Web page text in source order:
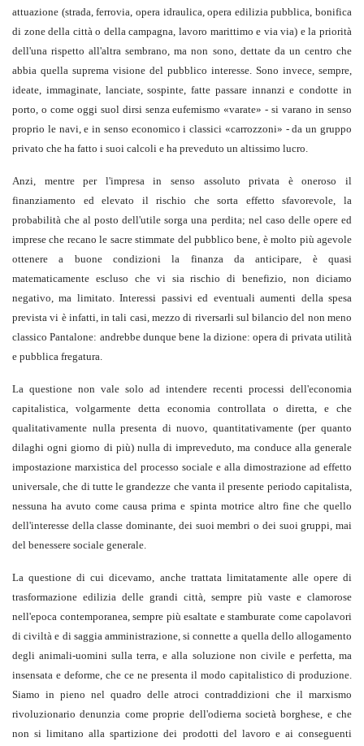
attuazione (strada, ferrovia, opera idraulica, opera edilizia pubblica, bonifica
di zone della città o della campagna, lavoro marittimo e via via) e la priorità
dell'una rispetto all'altra sembrano, ma non sono, dettate da un centro che
abbia quella suprema visione del pubblico interesse. Sono invece, sempre,
ideate, immaginate, lanciate, sospinte, fatte passare innanzi e condotte in
porto, o come oggi suol dirsi senza eufemismo «varate» - si varano in senso
proprio le navi, e in senso economico i classici «carrozzoni» - da un gruppo
privato che ha fatto i suoi calcoli e ha preveduto un altissimo lucro.
Anzi, mentre per l'impresa in senso assoluto privata è oneroso il
finanziamento ed elevato il rischio che sorta effetto sfavorevole, la
probabilità che al posto dell'utile sorga una perdita; nel caso delle opere ed
imprese che recano le sacre stimmate del pubblico bene, è molto più agevole
ottenere a buone condizioni la finanza da anticipare, è quasi
matematicamente escluso che vi sia rischio di benefizio, non diciamo
negativo, ma limitato. Interessi passivi ed eventuali aumenti della spesa
prevista vi è infatti, in tali casi, mezzo di riversarli sul bilancio del non meno
classico Pantalone: andrebbe dunque bene la dizione: opera di privata utilità
e pubblica fregatura.
La questione non vale solo ad intendere recenti processi dell'economia
capitalistica, volgarmente detta economia controllata o diretta, e che
qualitativamente nulla presenta di nuovo, quantitativamente (per quanto
dilaghi ogni giorno di più) nulla di impreveduto, ma conduce alla generale
impostazione marxistica del processo sociale e alla dimostrazione ad effetto
universale, che di tutte le grandezze che vanta il presente periodo capitalista,
nessuna ha avuto come causa prima e spinta motrice altro fine che quello
dell'interesse della classe dominante, dei suoi membri o dei suoi gruppi, mai
del benessere sociale generale.
La questione di cui dicevamo, anche trattata limitatamente alle opere di
trasformazione edilizia delle grandi città, sempre più vaste e clamorose
nell'epoca contemporanea, sempre più esaltate e stamburate come capolavori
di civiltà e di saggia amministrazione, si connette a quella dello allogamento
degli animali-uomini sulla terra, e alla soluzione non civile e perfetta, ma
insensata e deforme, che ce ne presenta il modo capitalistico di produzione.
Siamo in pieno nel quadro delle atroci contraddizioni che il marxismo
rivoluzionario denunzia come proprie dell'odierna società borghese, e che
non si limitano alla spartizione dei prodotti del lavoro e ai conseguenti